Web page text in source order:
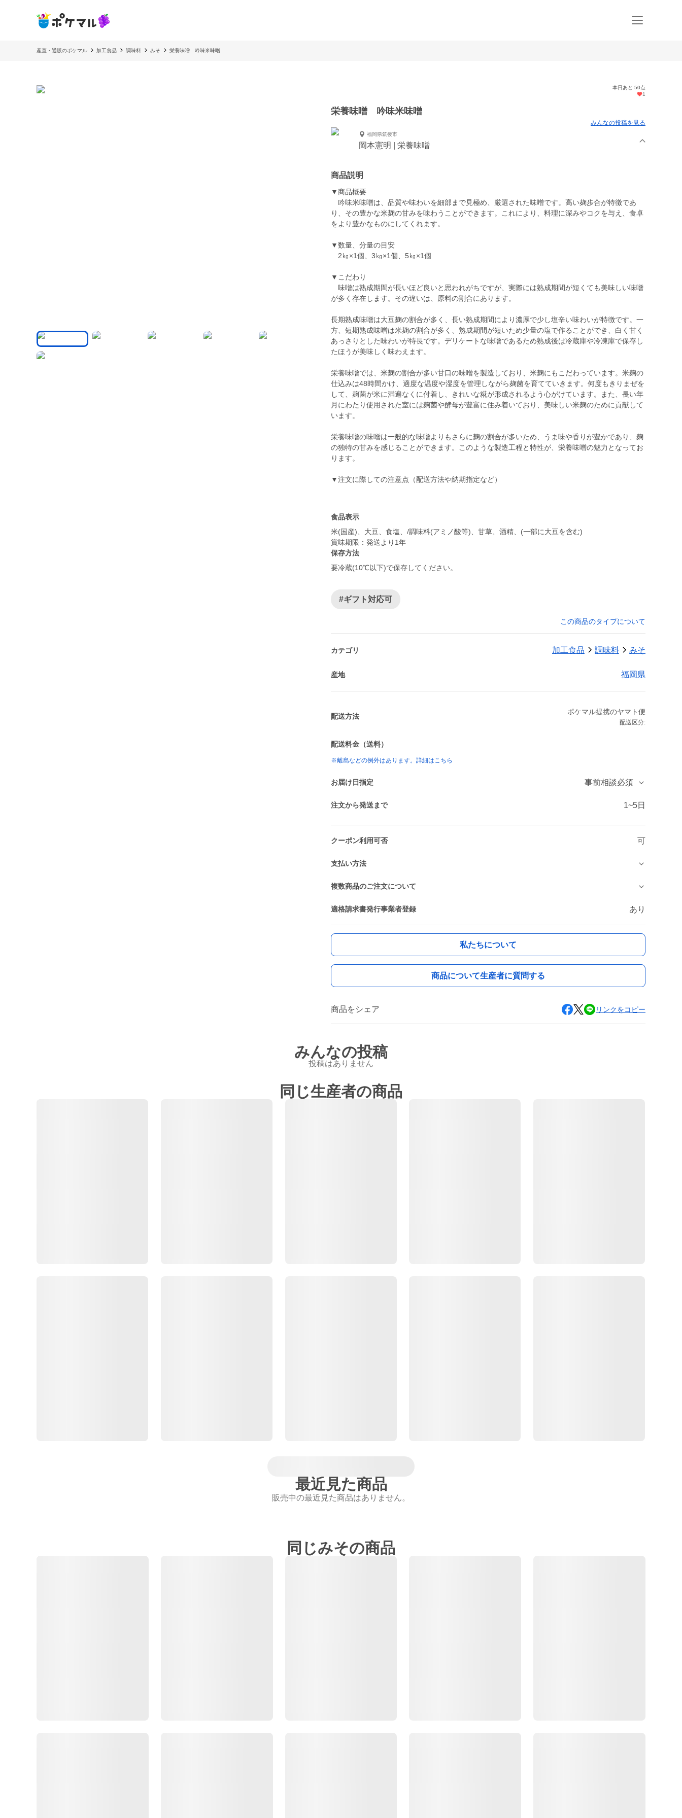
産直・通販のポケマル 加工食品 調味料 みそ 栄養味噌 吟味米味噌
本日あと 50点
1
栄養味噌 吟味米味噌
みんなの投稿を見る
福岡県筑後市
岡本憲明 | 栄養味噌
商品説明
▼商品概要
吟味米味噌は、品質や味わいを細部まで見極め、厳選された味噌です。高い麹歩合が特徴であ
り、その豊かな米麹の甘みを味わうことができます。これにより、料理に深みやコクを与え、食卓
をより豊かなものにしてくれます。
▼数量、分量の目安
2㎏×1個、3㎏×1個、5㎏×1個
▼こだわり
味噌は熟成期間が長いほど良いと思われがちですが、実際には熟成期間が短くても美味しい味噌
が多く存在します。その違いは、原料の割合にあります。
長期熟成味噌は大豆麹の割合が多く、長い熟成期間により濃厚で少し塩辛い味わいが特徴です。一
方、短期熟成味噌は米麹の割合が多く、熟成期間が短いため少量の塩で作ることができ、白く甘く
あっさりとした味わいが特長です。デリケートな味噌であるため熟成後は冷蔵庫や冷凍庫で保存し
たほうが美味しく味わえます。
栄養味噌では、米麹の割合が多い甘口の味噌を製造しており、米麹にもこだわっています。米麹の
仕込みは48時間かけ、適度な温度や湿度を管理しながら麹菌を育てていきます。何度もきりまぜを
して、麹菌が米に満遍なくに付着し、きれいな糀が形成されるよう心がけています。また、長い年
月にわたり使用された室には麹菌や酵母が豊富に住み着いており、美味しい米麹のために貢献して
います。
栄養味噌の味噌は一般的な味噌よりもさらに麹の割合が多いため、うま味や香りが豊かであり、麹
の独特の甘みを感じることができます。このような製造工程と特性が、栄養味噌の魅力となってお
ります。
▼注文に際しての注意点（配送方法や納期指定など）
食品表示
米(国産)、大豆、食塩、/調味料(アミノ酸等)、甘草、酒精、(一部に大豆を含む)
賞味期限：発送より1年
保存方法
要冷蔵(10℃以下)で保存してください。
#ギフト対応可
この商品のタイプについて
カテゴリ 加工食品 調味料 みそ
産地 福岡県
配送方法
ポケマル提携のヤマト便
配送区分:
配送料金（送料）
※離島などの例外はあります。詳細はこちら
お届け日指定 事前相談必須
注文から発送まで 1~5日
クーポン利用可否 可
支払い方法
複数商品のご注文について
適格請求書発行事業者登録 あり
私たちについて
商品について生産者に質問する
商品をシェア リンクをコピー
みんなの投稿
投稿はありません
同じ生産者の商品
最近見た商品
販売中の最近見た商品はありません。
同じみその商品